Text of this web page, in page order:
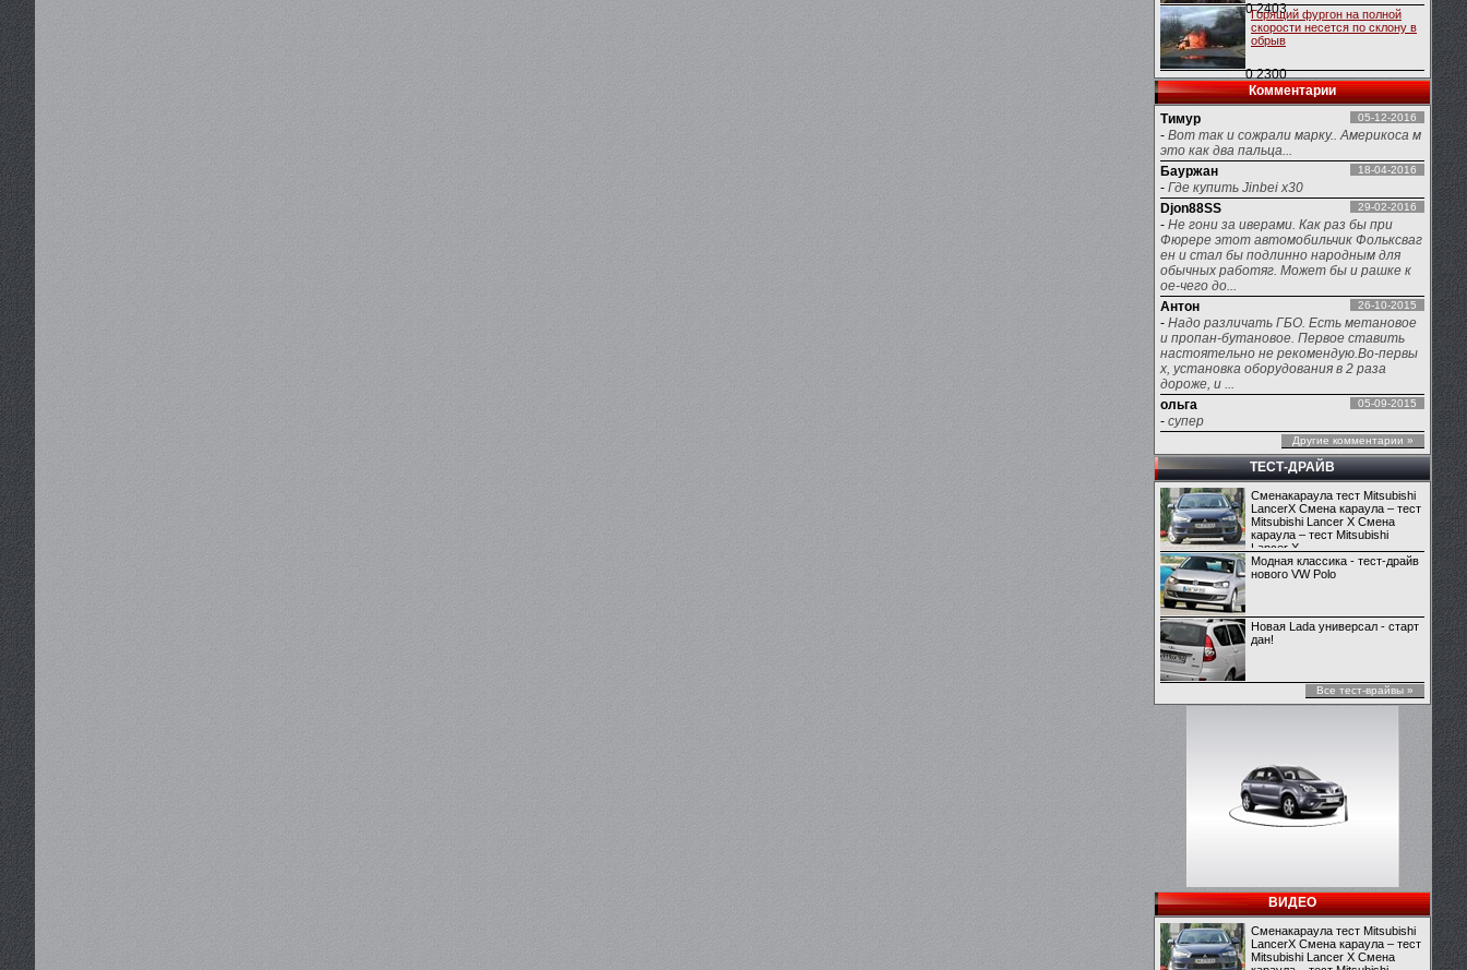
0 2403
Горящий фургон на полной
скорости несется по склону в
обрыв
0 2300
Комментарии
Тимур
05-12-2016
- Вот так и сожрали марку.. Америкоса м
это как два пальца...
Бауржан
18-04-2016
- Где купить Jinbei x30
Djon88SS
29-02-2016
- Не гони за иверами. Как раз бы при
Фюрере этот автомобильчик Фольксваг
ен и стал бы подлинно народным для
обычных работяг. Может бы и рашке к
ое-чего до...
Антон
26-10-2015
- Надо различать ГБО. Есть метановое
и пропан-бутановое. Первое ставить
настоятельно не рекомендую.Во-первы
х, установка оборудования в 2 раза
дороже, и ...
ольга
05-09-2015
- супер
Другие комментарии »
ТЕСТ-ДРАЙВ
Сменакараула тест Mitsubishi
LancerX Смена караула – тест
Mitsubishi Lancer X Смена
караула – тест Mitsubishi
Lancer X
Модная классика - тест-драйв
нового VW Polo
Новая Lada универсал - старт
дан!
Все тест-врайвы »
ВИДЕО
Сменакараула тест Mitsubishi
LancerX Смена караула – тест
Mitsubishi Lancer X Смена